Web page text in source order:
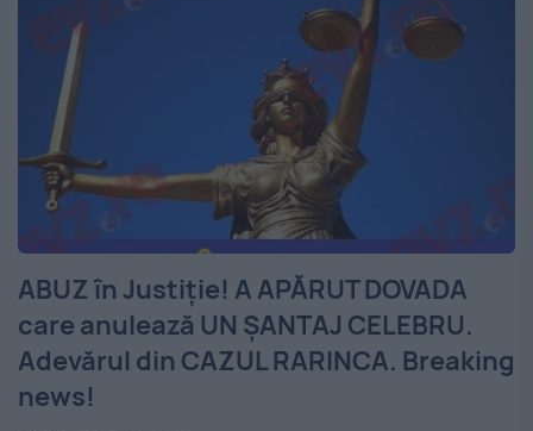
ABUZ în Justiţie! A APĂRUT DOVADA
care anulează UN ŞANTAJ CELEBRU.
Adevărul din CAZUL RARINCA. Breaking
news!